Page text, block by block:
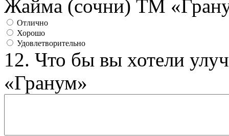
Жайма (сочни) ТМ
Отлично
Хорошо
Удовлетворительно
12. Что бы вы хотели
«Гранум»